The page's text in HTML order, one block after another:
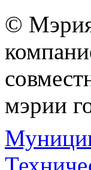
© Мэрия
мэрии